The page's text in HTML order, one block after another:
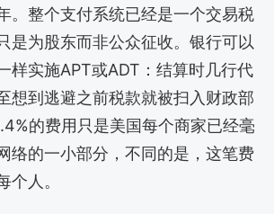
。整个支付系统已经是一个交易税
是为股东而非公众征收。银行可以
样实施APT或ADT：结算时几行代
想到逃避之前税款就被扫入财政部
的费用只是美国每个商家已经毫
络的一小部分，不同的是，这笔费
个人。